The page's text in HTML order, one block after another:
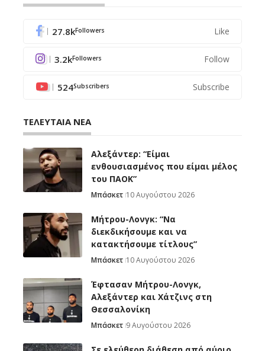
27.8kFollowers Like
3.2kFollowers Follow
524Subscribers Subscribe
ΤΕΛΕΥΤΑΙΑ ΝΕΑ
Αλεξάντερ: “Είμαι
ενθουσιασμένος που είμαι μέλος
του ΠΑΟΚ”
Μπάσκετ 10 Αυγούστου 2026
Μήτρου-Λονγκ: “Nα
διεκδικήσουμε και να
κατακτήσουμε τίτλους”
Μπάσκετ 10 Αυγούστου 2026
Έφτασαν Μήτρου-Λονγκ,
Αλεξάντερ και Χάτζινς στη
Θεσσαλονίκη
Μπάσκετ 9 Αυγούστου 2026